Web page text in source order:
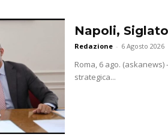
Napoli,
Redazione - 6 Agosto 2026
Roma, 6 ago.
strategica...